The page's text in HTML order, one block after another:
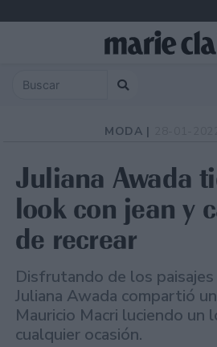
MODA |
Juliana Awada
look con jean y
de recrear
Disfrutando de los
Juliana Awada compartió
Mauricio Macri luciendo un
cualquier ocasión.